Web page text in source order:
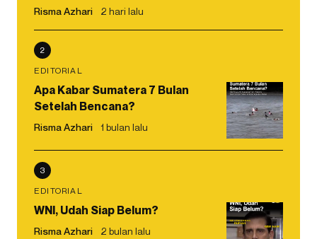
Risma Azhari 2 hari lalu
2
EDITORIAL
Apa Kabar Sumatera 7 Bulan
Setelah Bencana?
Risma Azhari 1 bulan lalu
3
EDITORIAL
WNI, Udah Siap Belum?
Risma Azhari 2 bulan lalu